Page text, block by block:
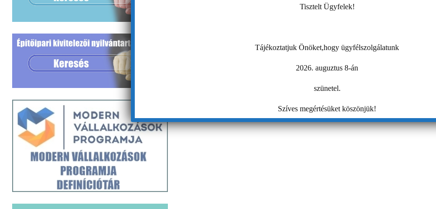
Tisztelt Ügyfelek!
Tájékoztatjuk Önöket,hogy ügyfélszolgálatunk
2026. auguztus 8-án
szünetel.
Szíves megértésüket köszönjük!